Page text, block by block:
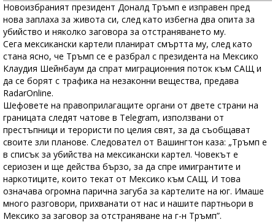
Новоизбраният президент Доналд Тръмп е изправен пред
нова заплаха за живота си, след като избегна два опита за
убийство и няколко заговора за отстраняването му.
Сега мексикански картели планират смъртта му, след като
стана ясно, че Тръмп се е разбрал с президента на Мексико
Клаудия Шейнбаум да спрат миграционния поток към САЩ и
да се борят с трафика на незаконни вещества, предава
RadarOnline.
Шефовете на правоприлагащите органи от двете страни на
границата следят чатове в Telegram, използвани от
престъпници и терористи по целия свят, за да съобщават
своите зли планове. Следовател от Вашингтон каза: „Тръмп е
в списък за убийства на мексикански картел. Човекът е
сериозен и ще действа бързо, за да спре имигрантите и
наркотиците, които текат от Мексико към САЩ. И това
означава огромна парична загуба за картелите на юг. Имаше
много разговори, прихванати от нас и нашите партньори в
Мексико за заговор за отстраняване на г-н Тръмп”.